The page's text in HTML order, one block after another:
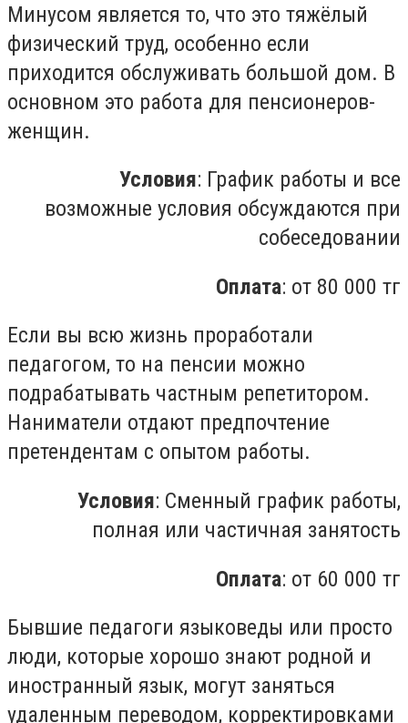
Минусом является то, что это тяжёлый
физический труд, особенно если
приходится обслуживать большой дом. В
основном это работа для пенсионеров-
женщин.
Условия: График работы и все
возможные условия обсуждаются при
собеседовании
Оплата: от 80 000 тг
Если вы всю жизнь проработали
педагогом, то на пенсии можно
подрабатывать частным репетитором.
Наниматели отдают предпочтение
претендентам с опытом работы.
Условия: Сменный график работы,
полная или частичная занятость
Оплата: от 60 000 тг
Бывшие педагоги языковеды или просто
люди, которые хорошо знают родной и
иностранный язык, могут заняться
удаленным переводом, корректировками